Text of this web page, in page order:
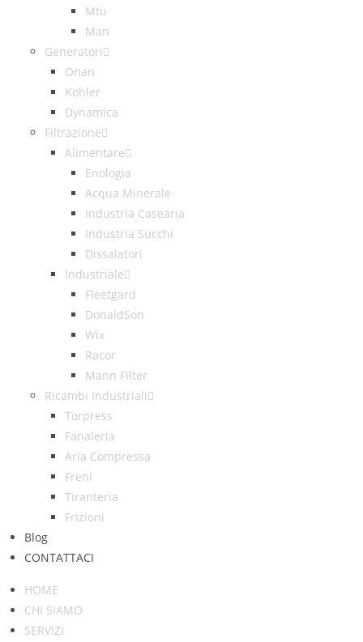
Mtu
Man
Generatori
Onan
Kohler
Dynamica
Filtrazione
Alimentare
Enologia
Acqua Minerale
Industria Casearia
Industria Succhi
Dissalatori
Industriale
Fleetgard
DonaldSon
Wix
Racor
Mann Filter
Ricambi Industriali
Torpress
Fanaleria
Aria Compressa
Freni
Tiranteria
Frizioni
Blog
CONTATTACI
HOME
CHI SIAMO
SERVIZI